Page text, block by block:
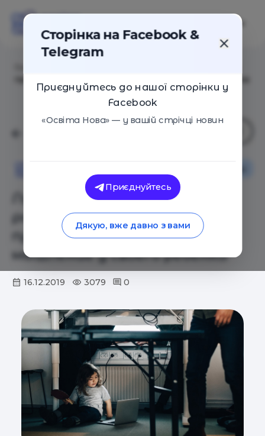
Лучшая инвестиция. Как
развить
предпринимательское
мышление у своего ребенка
16.12.2019 3079 0
Сторінка на Facebook &
Telegram
Приєднуйтесь до нашої сторінки у
Facebook
«Освіта Нова» — у вашій стрічці новин
Приєднуйтесь
Дякую, вже давно з вами